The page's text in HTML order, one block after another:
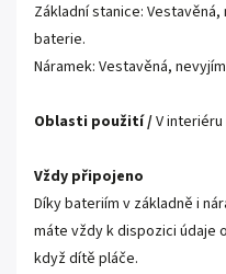
Základní stanice:
baterie.
Náramek: Vestavěná,
Oblasti použití /V
Vždy připojeno
Díky bateriím v základně i
máte vždy k dispozici údaje
když dítě pláče.